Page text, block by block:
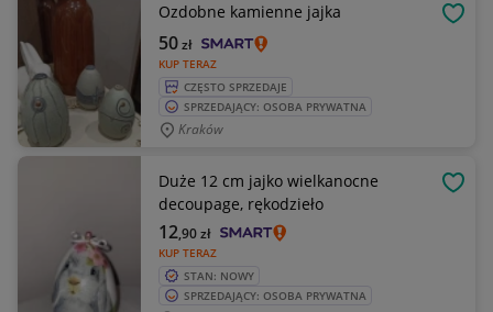
Ozdobne kamienne jajka
KUP TERAZ
50zł
CZĘSTO SPRZEDAJE
SPRZEDAJĄCY: OSOBA PRYWATNA
Kraków
Duże 12 cm jajko wielkanocne
decoupage, rękodzieło
KUP TERAZ
12,90zł
STAN: NOWY
SPRZEDAJĄCY: OSOBA PRYWATNA